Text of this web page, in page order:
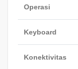
Operasi
Keyboard
Konektivitas